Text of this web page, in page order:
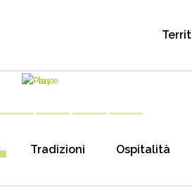
Tradizioni Ospitalità